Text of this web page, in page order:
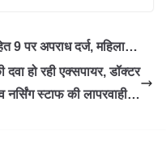
9 पर अपराध दर्ज, महिला…
दवा हो रही एक्सपायर, डॉक्टर
नर्सिंग स्टाफ की लापरवाही…